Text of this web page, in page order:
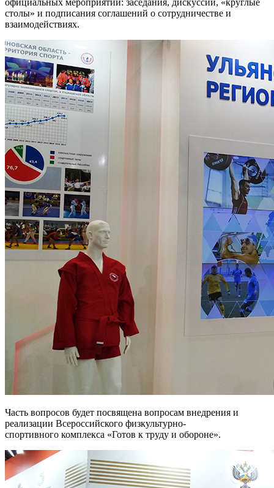
столы» и подписания соглашений о сотрудничестве и
взаимодействиях.
Часть вопросов будет посвящена вопросам внедрения и
реализации Всероссийского физкультурно-
спортивного комплекса «Готов к труду и обороне».